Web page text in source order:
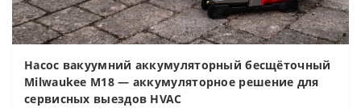
Насос вакуумний аккумуляторный бесщёточный
Milwaukee M18 — аккумуляторное решение для
сервисных выездов HVAC